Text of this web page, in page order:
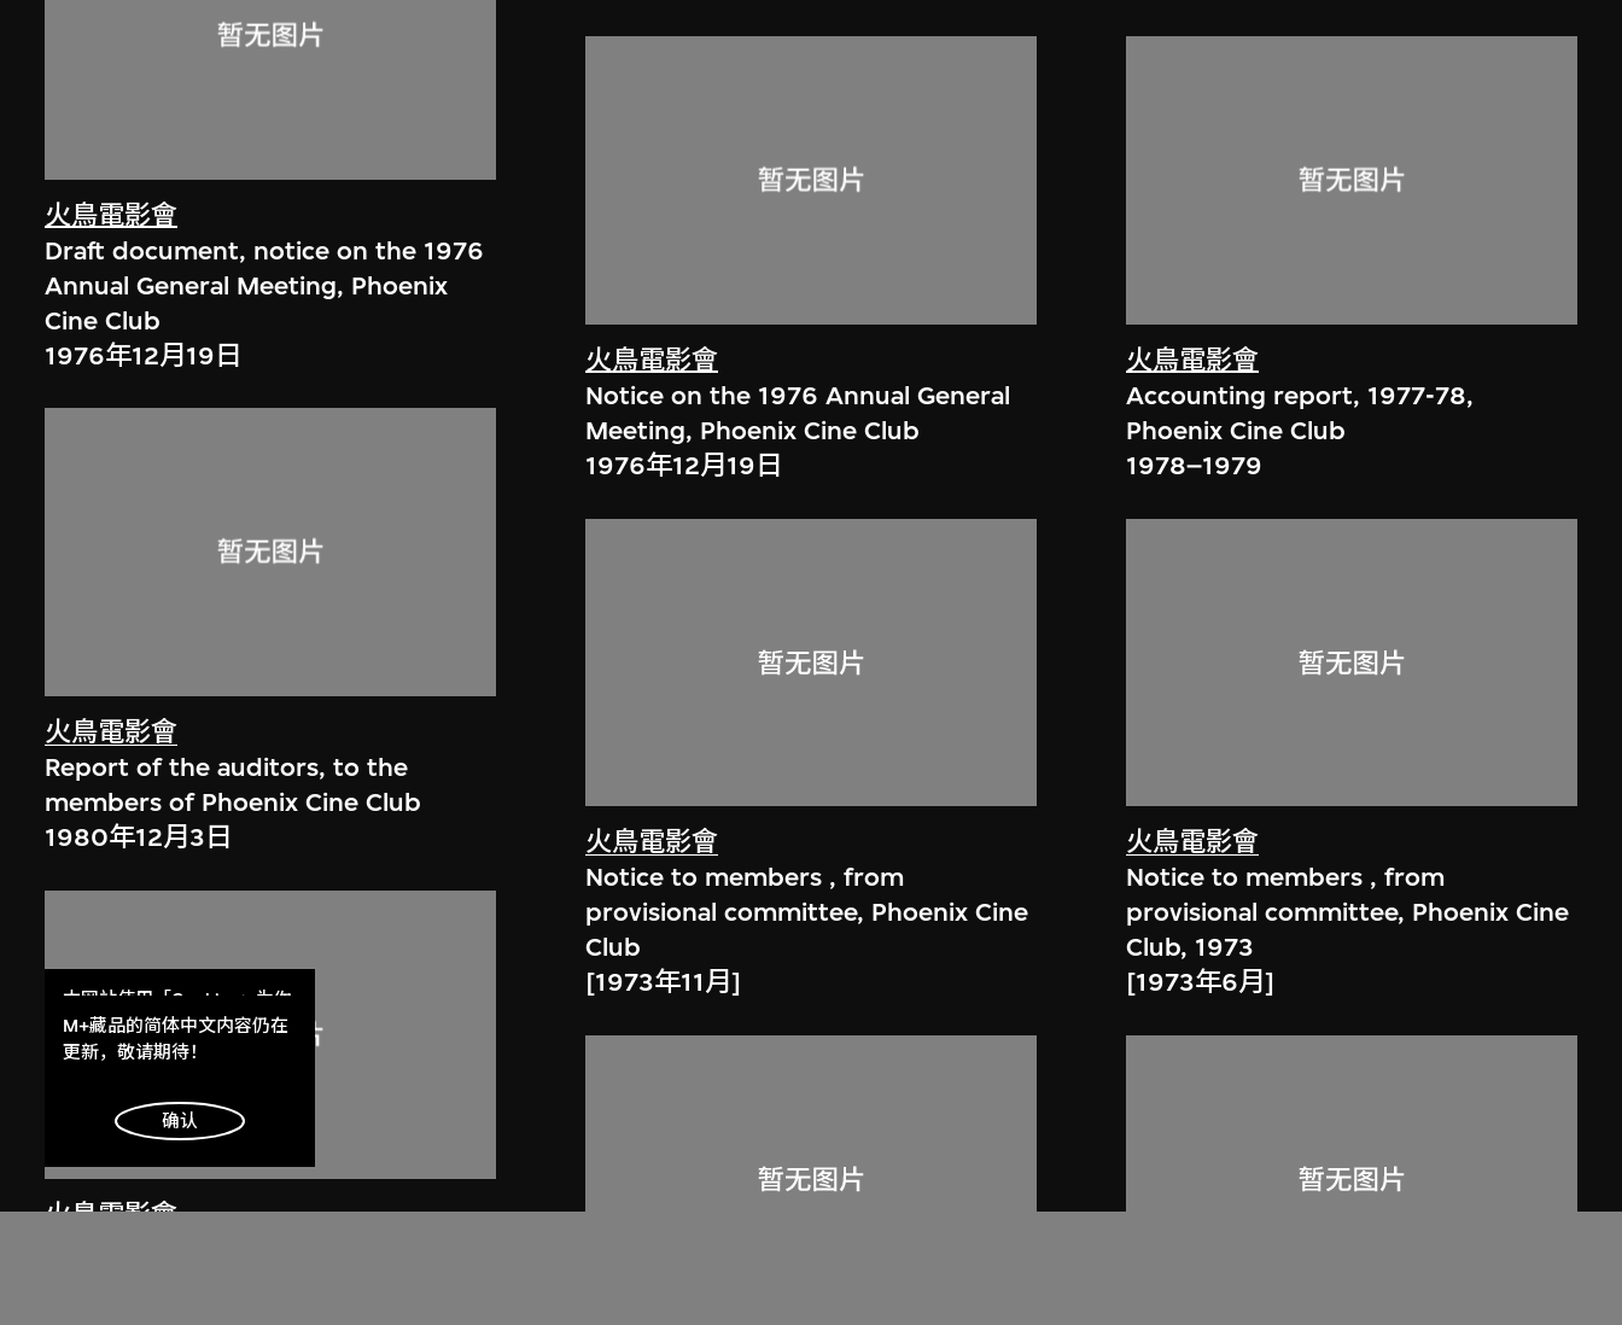
火鳥電影會
Draft document, notice on the 1976
Annual General Meeting, Phoenix
Cine Club
1976年12月19日
火鳥電影會
Report of the auditors, to the
members of Phoenix Cine Club
1980年12月3日
火鳥電影會
火鳥電影會
Notice on the 1976 Annual General
Meeting, Phoenix Cine Club
1976年12月19日
火鳥電影會
Notice to members , from
provisional committee, Phoenix Cine
Club
[1973年11月]
火鳥電影會
Accounting report, 1977-78,
Phoenix Cine Club
1978–1979
火鳥電影會
Notice to members , from
provisional committee, Phoenix Cine
Club, 1973
[1973年6月]
本网站使用「Cookies」为你
提供最好的网站体验。
了解更多
明白
M+藏品的简体中文内容仍在
更新，敬请期待！
确认